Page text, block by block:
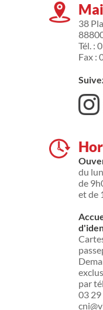
38
Tél. :
Fax :
du
de
et de
par
03 29